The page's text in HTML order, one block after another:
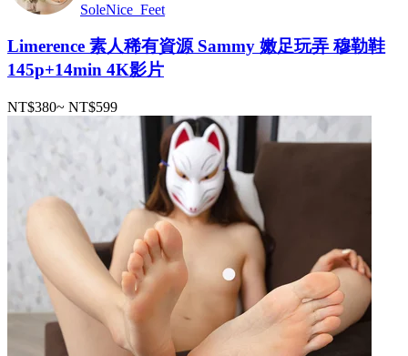
SoleNice_Feet
Limerence 素人稀有資源 Sammy 嫩足玩弄 穆勒鞋
145p+14min 4K影片
NT$380~ NT$599